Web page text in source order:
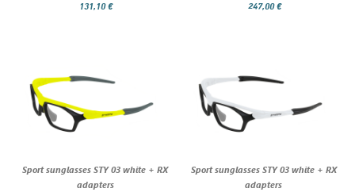
131,10 € 247,00 €
Sport sunglasses STY 03 white + RX
adapters
Sport sunglasses STY 03 white + RX
adapters